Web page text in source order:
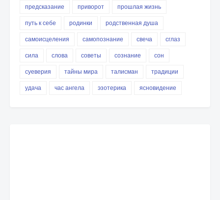
предсказание
приворот
прошлая жизнь
путь к себе
родинки
родственная душа
самоисцеления
самопознание свеча
сглаз
сила
слова советы сознание
сон
суеверия
тайны мира талисман
традиции
удача
час ангела эзотерика ясновидение